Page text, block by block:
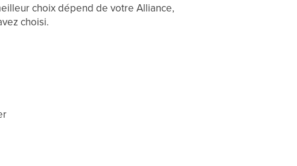
choix dépend de votre Alliance,
choisi.